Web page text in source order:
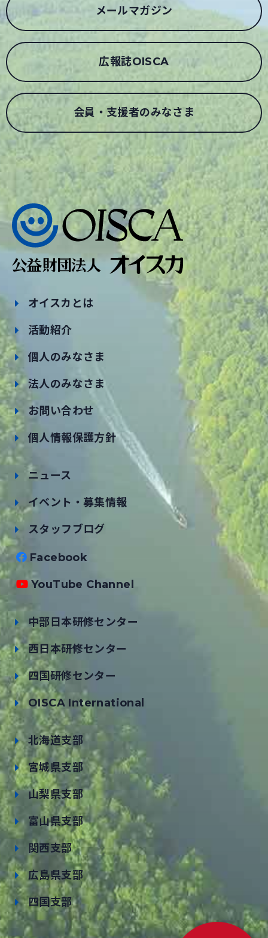
メールマガジン
広報誌OISCA
会員・支援者のみなさま
オイスカとは
活動紹介
個人のみなさま
法人のみなさま
お問い合わせ
個人情報保護方針
ニュース
イベント・募集情報
スタッフブログ
Facebook
YouTube Channel
中部日本研修センター
西日本研修センター
四国研修センター
OISCA International
北海道支部
宮城県支部
山梨県支部
富山県支部
関西支部
広島県支部
四国支部